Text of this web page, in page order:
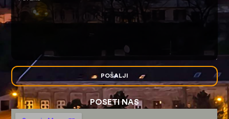
POŠALJI
POSETI NAS